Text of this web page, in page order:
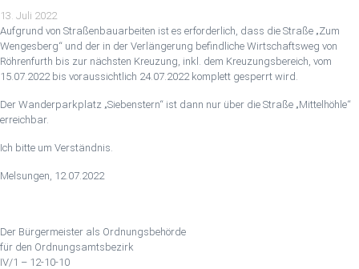
aus Richtung Röhrenfurth
13. Juli 2022
Aufgrund von Straßenbauarbeiten ist es erforderlich, dass die Straße „Zum
Wengesberg“ und der in der Verlängerung befindliche Wirtschaftsweg von
Röhrenfurth bis zur nächsten Kreuzung, inkl. dem Kreuzungsbereich, vom
15.07.2022 bis voraussichtlich 24.07.2022 komplett gesperrt wird.
Der Wanderparkplatz „Siebenstern“ ist dann nur über die Straße „Mittelhöhle“
erreichbar.
Ich bitte um Verständnis.
Melsungen, 12.07.2022
Der Bürgermeister als Ordnungsbehörde
für den Ordnungsamtsbezirk
IV/1 – 12-10-10